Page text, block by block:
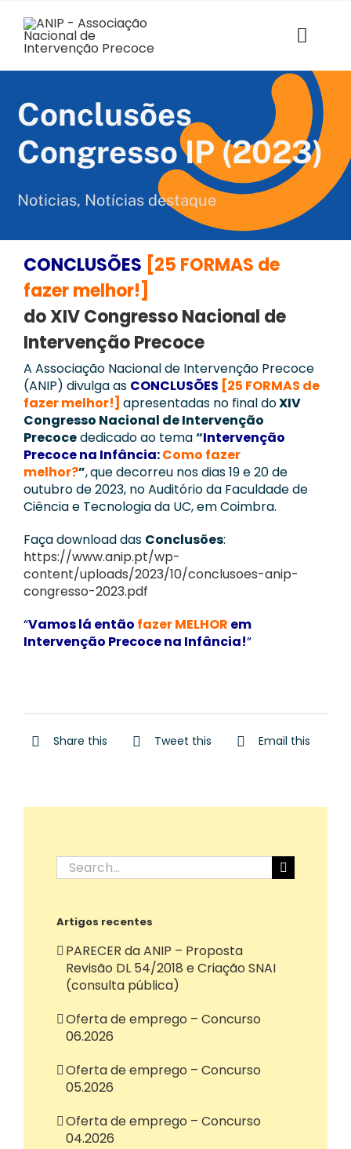
content
Associados
Estruturas
SABER+ Formação
Florescer
Voz das Famílias
Contactos
Apoie a ANIP
Conclusões
Congresso IP (2023)
Noticias, Notícias destaque
CONCLUSÕES [25 FORMAS de
fazer melhor!]
do XIV Congresso Nacional de
Intervenção Precoce
A Associação Nacional de Intervenção Precoce
(ANIP) divulga as CONCLUSÕES [25 FORMAS de
fazer melhor!] apresentadas no final doXIV
Congresso Nacional de Intervenção
Precocededicado ao tema“Intervenção
Precoce na Infância:Como fazer
melhor?”,que decorreu nos dias 19 e 20 de
outubro de 2023, no Auditório da Faculdade de
Ciência e Tecnologia da UC, em Coimbra.
Faça download das Conclusões:
https://www.anip.pt/wp-
content/uploads/2023/10/conclusoes-anip-
congresso-2023.pdf
“Vamos lá então fazer MELHOR em
Intervenção Precoce na Infância!”
Share this Tweet this Email this
Search
for:
Artigos recentes
PARECER da ANIP – Proposta
Revisão DL 54/2018 e Criação SNAI
(consulta pública)
Oferta de emprego – Concurso
06.2026
Oferta de emprego – Concurso
05.2026
Oferta de emprego – Concurso
04.2026